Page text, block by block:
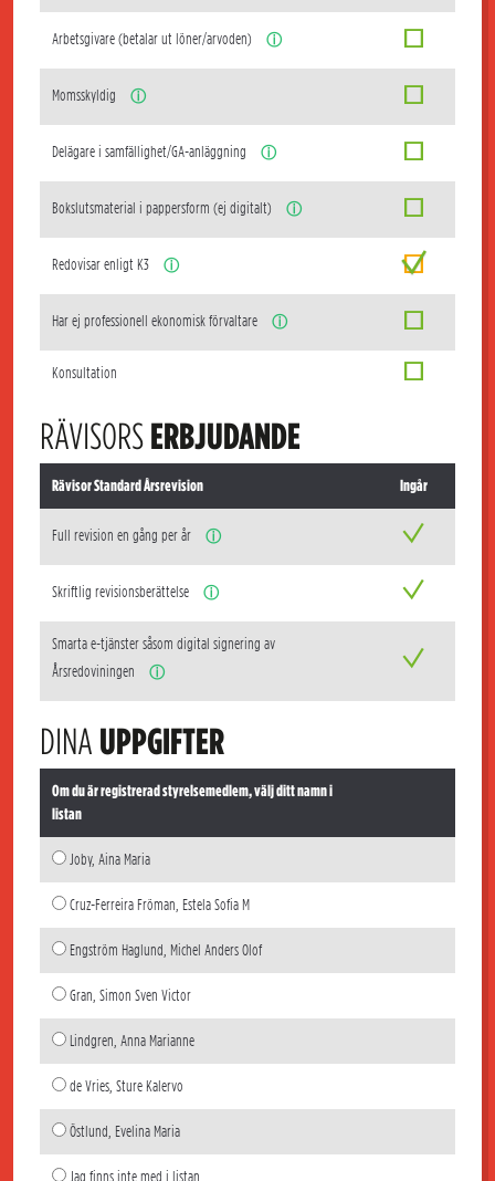
Arbetsgivare (betalar ut löner/arvoden) ⓘ
Momsskyldig ⓘ
Delägare i samfällighet/GA-anläggning ⓘ
Bokslutsmaterial i pappersform (ej digitalt) ⓘ
Redovisar enligt K3 ⓘ
Har ej professionell ekonomisk förvaltare ⓘ
Konsultation
RÄVISORSERBJUDANDE
Rävisor Standard Årsrevision Ingår
Full revision en gång per år ⓘ
Skriftlig revisionsberättelse ⓘ
Smarta e-tjänster såsom digital signering av
Årsredoviningen
ⓘ
DINA UPPGIFTER
Om du är registrerad styrelsemedlem, välj ditt namn i
listan
Joby, Aina Maria
Cruz-Ferreira Fröman, Estela Sofia M
Engström Haglund, Michel Anders Olof
Gran, Simon Sven Victor
Lindgren, Anna Marianne
de Vries, Sture Kalervo
Östlund, Evelina Maria
Jag finns inte med i listan